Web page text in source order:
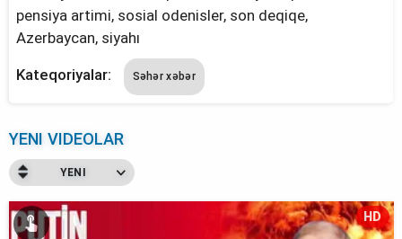
pensiya artimi, sosial odenisler, son deqiqe,
Azerbaycan, siyahı
Kateqoriyalar: Səhər xəbər
YENI VIDEOLAR
YENI
HD